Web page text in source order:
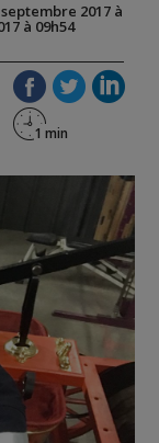
septembre 2017 à
à 09h54